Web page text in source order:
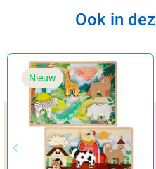
Ook in
Vorige
keyboard_arrow_left
Nieuw